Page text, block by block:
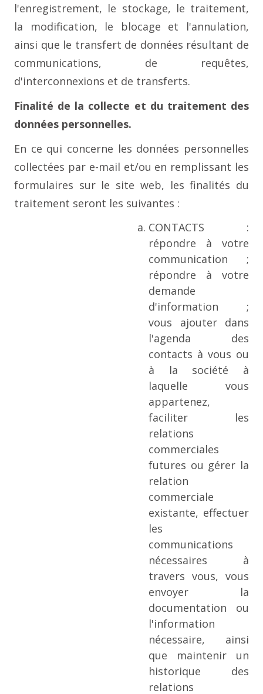
l'enregistrement, le stockage, le traitement,
la modification, le blocage et l'annulation,
ainsi que le transfert de données résultant de
communications, de requêtes,
d'interconnexions et de transferts.
Finalité de la collecte et du traitement des
données personnelles.
En ce qui concerne les données personnelles
collectées par e-mail et/ou en remplissant les
formulaires sur le site web, les finalités du
traitement seront les suivantes :
CONTACTS :
répondre à votre
communication ;
répondre à votre
demande
d'information ;
vous ajouter dans
l'agenda des
contacts à vous ou
à la société à
laquelle vous
appartenez,
faciliter les
relations
commerciales
futures ou gérer la
relation
commerciale
existante, effectuer
les
communications
nécessaires à
travers vous, vous
envoyer la
documentation ou
l'information
nécessaire, ainsi
que maintenir un
historique des
relations